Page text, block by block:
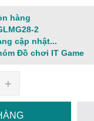
hàng
2
cập nhật...
Đồ chơi IT Game
+